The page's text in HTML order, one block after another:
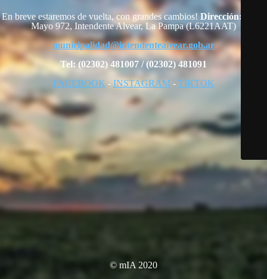
En breve estaremos de vuelta, con grandes cambios! Dirección:
Mayo 972, Intendente Alvear, La Pampa (L6221AAT)
municipalidad@intendentealvear.gob.ar
Tel: (02302) 481007 / (02302) 481091
FACEBOOK - INSTAGRAM- TIKTOK
© mIA 2020